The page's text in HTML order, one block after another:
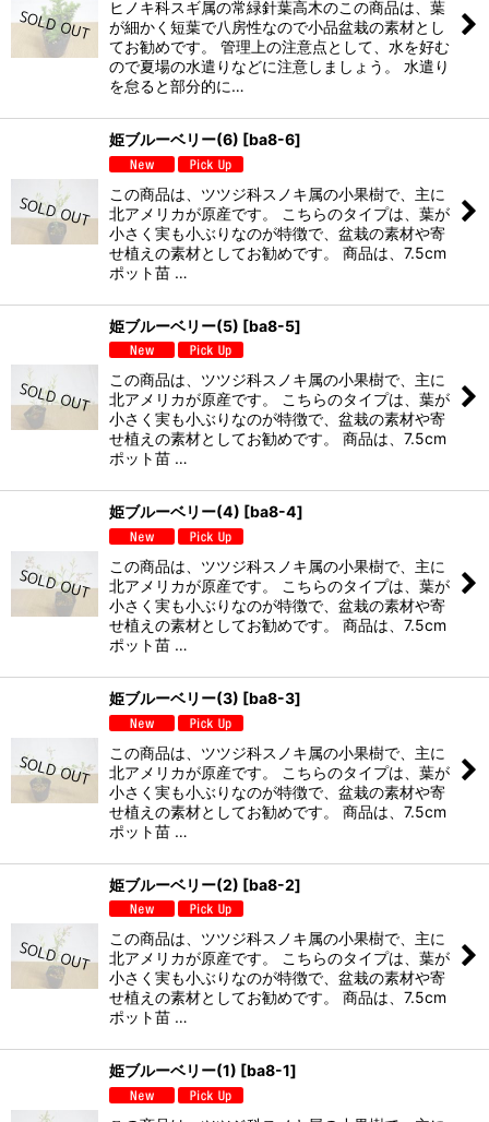
ヒノキ科スギ属の常緑針葉高木のこの商品は、葉
が細かく短葉で八房性なので小品盆栽の素材とし
てお勧めです。 管理上の注意点として、水を好む
ので夏場の水遣りなどに注意しましょう。 水遣り
を怠ると部分的に…
姫ブルーベリー(6) [ba8-6]
この商品は、ツツジ科スノキ属の小果樹で、主に
北アメリカが原産です。 こちらのタイプは、葉が
小さく実も小ぶりなのが特徴で、盆栽の素材や寄
せ植えの素材としてお勧めです。 商品は、7.5cm
ポット苗 …
姫ブルーベリー(5) [ba8-5]
この商品は、ツツジ科スノキ属の小果樹で、主に
北アメリカが原産です。 こちらのタイプは、葉が
小さく実も小ぶりなのが特徴で、盆栽の素材や寄
せ植えの素材としてお勧めです。 商品は、7.5cm
ポット苗 …
姫ブルーベリー(4) [ba8-4]
この商品は、ツツジ科スノキ属の小果樹で、主に
北アメリカが原産です。 こちらのタイプは、葉が
小さく実も小ぶりなのが特徴で、盆栽の素材や寄
せ植えの素材としてお勧めです。 商品は、7.5cm
ポット苗 …
姫ブルーベリー(3) [ba8-3]
この商品は、ツツジ科スノキ属の小果樹で、主に
北アメリカが原産です。 こちらのタイプは、葉が
小さく実も小ぶりなのが特徴で、盆栽の素材や寄
せ植えの素材としてお勧めです。 商品は、7.5cm
ポット苗 …
姫ブルーベリー(2) [ba8-2]
この商品は、ツツジ科スノキ属の小果樹で、主に
北アメリカが原産です。 こちらのタイプは、葉が
小さく実も小ぶりなのが特徴で、盆栽の素材や寄
せ植えの素材としてお勧めです。 商品は、7.5cm
ポット苗 …
姫ブルーベリー(1) [ba8-1]